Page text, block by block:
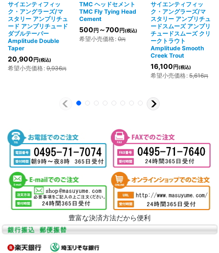
サイエンティフィッ
ク・アングラーズ/マ
スタリー アンプリチュ
ード アンプリチュード
ダブルテーパー
Amplitude Double
Taper
20,900 円(税込)
希望小売価格: 9,936円
TMC ヘッドセメント
TMC Fly Tying Head
Cement
500 円 ～700 円(税込)
希望小売価格: 0円
サイエンティフィッ
ク・アングラーズ/マ
スタリー アンプリチュ
ードスムーズ アンプリ
チュードスムーズ クリ
ークトラウト
Amplitude Smooth
Creek Trout
16,100 円(税込)
希望小売価格: 5,616円
豊富な決済方法だから便利